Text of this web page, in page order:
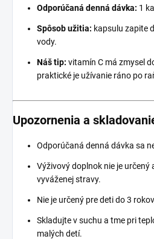
Odporúčaná denná dávka: 1
Spôsob užitia: kapsulu zapite
vody.
Náš tip: vitamín C má zmysel
praktické je užívanie ráno po
Upozornenia a
Odporúčaná denná dávka sa
Výživový doplnok nie je určený
vyváženej stravy.
Nie je určený pre deti do 3
Skladujte v suchu a tme pri
malých detí.